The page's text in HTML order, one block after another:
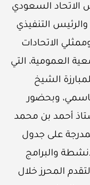
الاتحاد السعودي
التنفيذي
الاتحادات
العمومية، التي
الشيخ
وبحضور
أحمد بن محمد
على جدول
والبرامج
2025، وتقرير التقدم المحرز خلال